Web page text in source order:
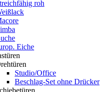
roh
Eiche
Studio/Office
Beschlag-Set ohne Drücker